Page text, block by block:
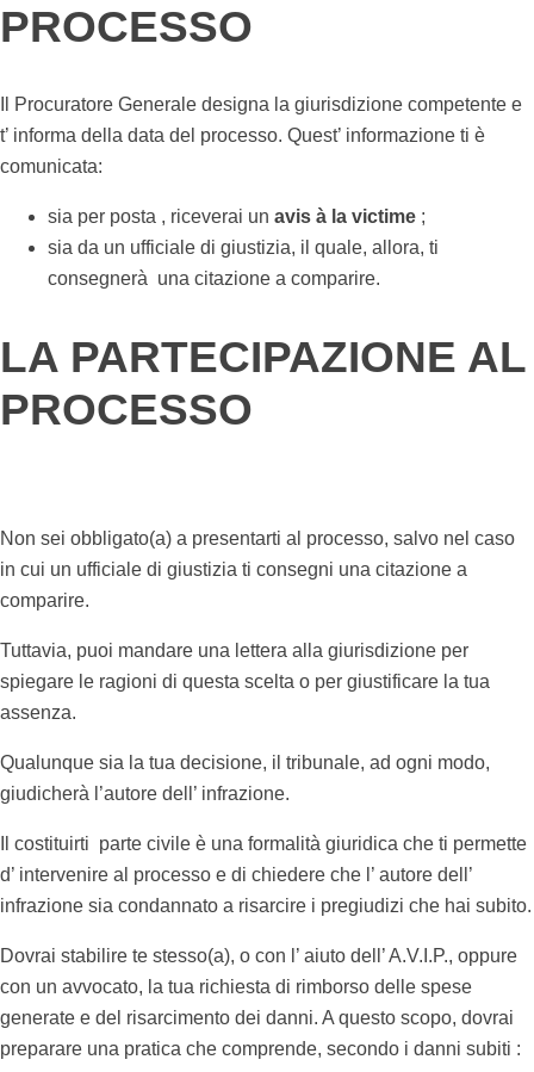
PROCESSO
Il Procuratore Generale designa la giurisdizione competente e
t’ informa della data del processo. Quest’ informazione ti è
comunicata:
sia per posta , riceverai un avis à la victime ;
sia da un ufficiale di giustizia, il quale, allora, ti
consegnerà una citazione a comparire.
LA PARTECIPAZIONE AL
PROCESSO
Non sei obbligato(a) a presentarti al processo, salvo nel caso
in cui un ufficiale di giustizia ti consegni una citazione a
comparire.
Tuttavia, puoi mandare una lettera alla giurisdizione per
spiegare le ragioni di questa scelta o per giustificare la tua
assenza.
Qualunque sia la tua decisione, il tribunale, ad ogni modo,
giudicherà l’autore dell’ infrazione.
Il costituirti parte civile è una formalità giuridica che ti permette
d’ intervenire al processo e di chiedere che l’ autore dell’
infrazione sia condannato a risarcire i pregiudizi che hai subito.
Dovrai stabilire te stesso(a), o con l’ aiuto dell’ A.V.I.P., oppure
con un avvocato, la tua richiesta di rimborso delle spese
generate e del risarcimento dei danni. A questo scopo, dovrai
preparare una pratica che comprende, secondo i danni subiti :